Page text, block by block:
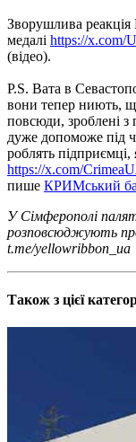
Зворушлива реакція
медалі https://x.com/
(відео).
P.S. Вата в
вони тепер ниють,
повсюди, зроблені з
дуже допоможе під
роблять
https://x.com/
пише КРИМський
У Сімферополі
розповсюджують
t.me/yellowribbon_ua
Також з цієї